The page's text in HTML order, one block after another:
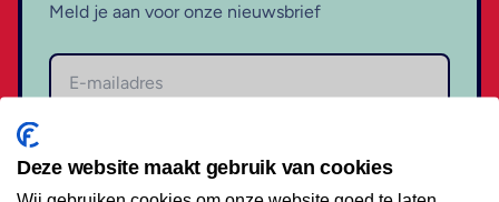
Meld je aan voor onze nieuwsbrief
Deze website maakt gebruik van cookies